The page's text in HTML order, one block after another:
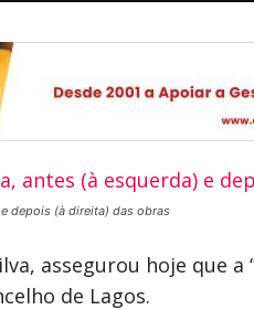
depois (à direita) das obras
assegurou hoje que
de Lagos.